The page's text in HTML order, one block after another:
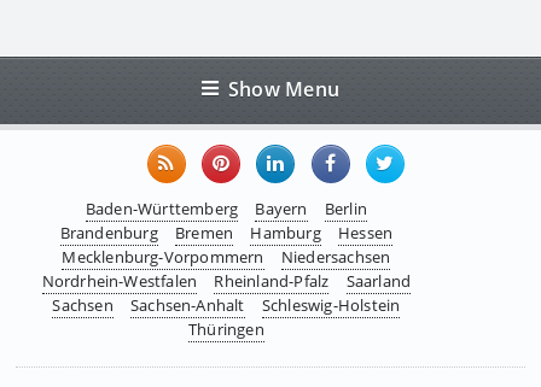
Show Menu
Baden-Württemberg Bayern
Berlin
Brandenburg
Bremen Hamburg
Hessen
Mecklenburg-Vorpommern
Niedersachsen
Nordrhein-Westfalen
Rheinland-Pfalz
Saarland
Sachsen
Sachsen-Anhalt
Schleswig-Holstein
Thüringen